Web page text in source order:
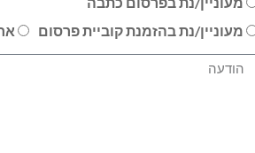
מעוניין/נת בהזמנת קוביית פרסום